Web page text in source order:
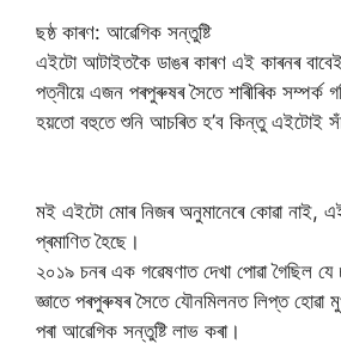
ছষ্ঠ কাৰণ: আৱেগিক সন্তুষ্টি
এইটো আটাইতকৈ ডাঙৰ কাৰণ এই কাৰনৰ বাবেই
পত্নীয়ে এজন পৰপুৰুষৰ সৈতে শাৰীৰিক সম্পৰ্ক
হয়তো বহুতে শুনি আচৰিত হ’ব কিন্তু এইটোই
মই এইটো মোৰ নিজৰ অনুমানেৰে কোৱা নাই,
প্ৰমাণিত হৈছে।
২০১৯ চনৰ এক গৱেষণাত দেখা পোৱা গৈছিল যে
জ্ঞাতে পৰপুৰুষৰ সৈতে যৌনমিলনত লিপ্ত হোৱা
পৰা আৱেগিক সন্তুষ্টি লাভ কৰা।